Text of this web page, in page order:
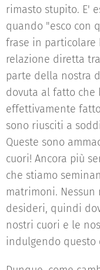
rimasto stupito. E'
quando "esco con
frase in particolare
relazione diretta
parte della nostra
dovuta al fatto che
effettivamente
sono riusciti a
Queste sono
cuori! Ancora più
che stiamo
matrimoni.
desideri, quindi
nostri cuori e le
indulgendo